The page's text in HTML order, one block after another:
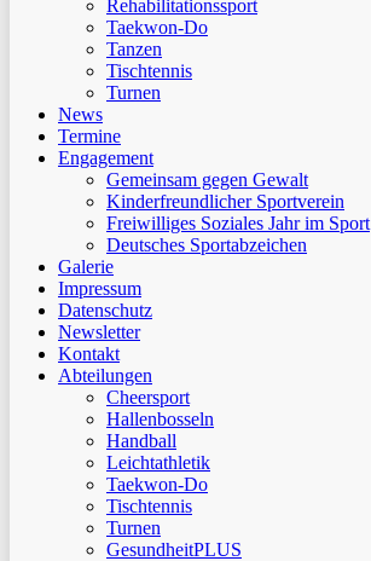
Rehabilitationssport
Taekwon-Do
Tanzen
Tischtennis
Turnen
News
Termine
Engagement
Gemeinsam gegen Gewalt
Kinderfreundlicher Sportverein
Freiwilliges Soziales Jahr im Sport
Deutsches Sportabzeichen
Galerie
Impressum
Datenschutz
Newsletter
Kontakt
Abteilungen
Cheersport
Hallenbosseln
Handball
Leichtathletik
Taekwon-Do
Tischtennis
Turnen
GesundheitPLUS